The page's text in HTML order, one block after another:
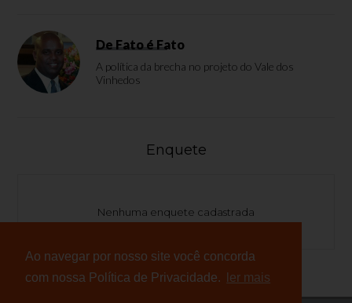
Ao navegar por nosso site você concorda
com nossa Política de Privacidade.
ler mais
De Fato é Fato
A política da brecha no projeto do Vale dos
Vinhedos
Enquete
Nenhuma enquete cadastrada